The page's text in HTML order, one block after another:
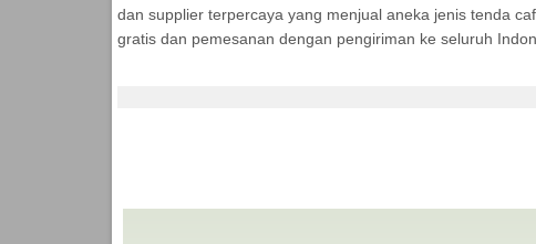
dan supplier terpercaya yang menjual aneka jenis tenda
gratis dan pemesanan dengan pengiriman ke seluruh